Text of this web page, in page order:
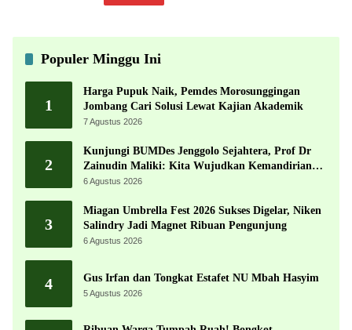
Populer Minggu Ini
1
Harga Pupuk Naik, Pemdes Morosunggingan
Jombang Cari Solusi Lewat Kajian Akademik
7 Agustus 2026
2
Kunjungi BUMDes Jenggolo Sejahtera, Prof Dr
Zainudin Maliki: Kita Wujudkan Kemandirian
Ekonomi dengan Potensi Desa
6 Agustus 2026
3
Miagan Umbrella Fest 2026 Sukses Digelar, Niken
Salindry Jadi Magnet Ribuan Pengunjung
6 Agustus 2026
4 Gus Irfan dan Tongkat Estafet NU Mbah Hasyim
5 Agustus 2026